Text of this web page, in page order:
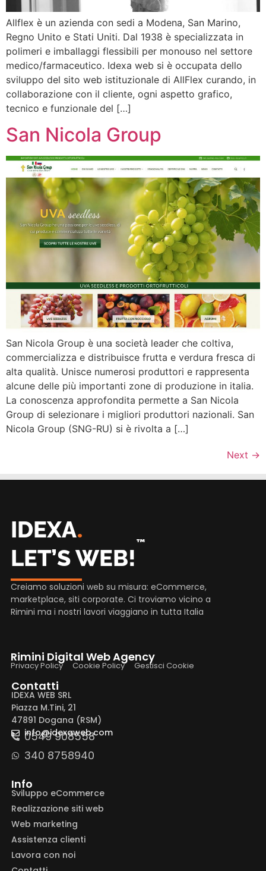
Allflex è un azienda con sedi a Modena, San Marino,
Regno Unito e Stati Uniti. Dal 1938 è specializzata in
polimeri e imballaggi flessibili per monouso nel settore
medico/farmaceutico. Idexa web si è occupata dello
sviluppo del sito web istituzionale di AllFlex curando, in
collaborazione con il cliente, ogni aspetto grafico,
tecnico e funzionale del […]
San Nicola Group
San Nicola Group è una società leader che coltiva,
commercializza e distribuisce frutta e verdura fresca di
alta qualità. Unisce numerosi produttori e rappresenta
alcune delle più importanti zone di produzione in italia.
La conoscenza approfondita permette a San Nicola
Group di selezionare i migliori produttori nazionali. San
Nicola Group (SNG-RU) si è rivolta a […]
Next →
IDEXA.
LET’S WEB!
™
Creiamo soluzioni web su misura: eCommerce,
marketplace, siti corporate. Ci troviamo vicino a
Rimini ma i nostri lavori viaggiano in tutta Italia
Rimini Digital Web Agency
Privacy Policy Cookie Policy Gestisci Cookie
Contatti
IDEXA WEB SRL
Piazza M.Tini, 21
47891 Dogana (RSM)
info@idexaweb.com
0549 908558
340 8758940
Info
Sviluppo eCommerce
Realizzazione siti web
Web marketing
Assistenza clienti
Lavora con noi